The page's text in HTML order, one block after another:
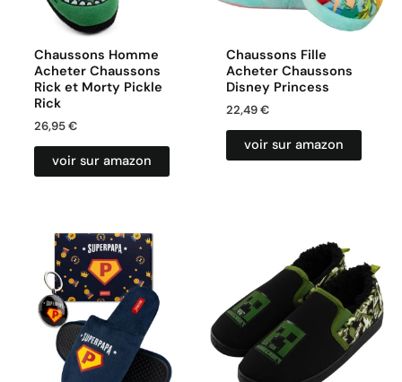
Chaussons Homme
Acheter Chaussons
Rick et Morty Pickle
Rick
26,95€
voir sur amazon
Chaussons Fille
Acheter Chaussons
Disney Princess
22,49€
voir sur amazon